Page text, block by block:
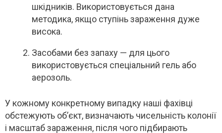
шкідників. Використовується дана
методика, якщо ступінь зараження дуже
висока.
Засобами без запаху — для цього
використовується спеціальний гель або
аерозоль.
У кожному конкретному випадку наші фахівці
обстежують об’єкт, визначають чисельність колонії
і масштаб зараження, після чого підбирають